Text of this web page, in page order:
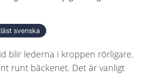
svenska
blir lederna i kroppen rörligare.
runt bäckenet. Det är vanligt